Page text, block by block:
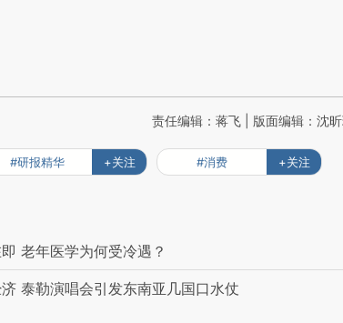
责任编辑：蒋飞 | 版面编辑：沈
#研报精华 +关注 #消费 +关注
老年医学为何受冷遇？
泰勒演唱会引发东南亚几国口水仗